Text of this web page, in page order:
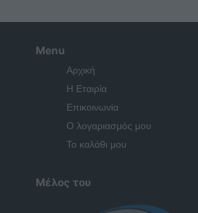
Menu
Αρχική
Η Εταιρία
Επικοινωνία
Ο λογαριασμός μου
Το καλάθι μου
Μέλος του